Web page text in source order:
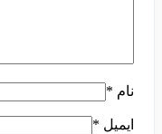
نام *
ایمیل *